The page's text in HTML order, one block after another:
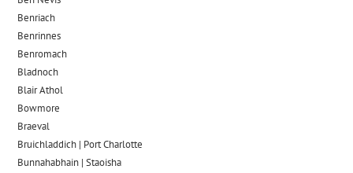
Benriach
Benrinnes
Benromach
Bladnoch
Blair Athol
Bowmore
Braeval
Bruichladdich | Port Charlotte
Bunnahabhain | Staoisha